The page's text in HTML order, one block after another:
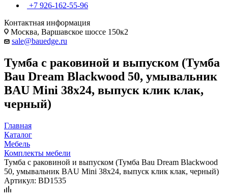
+7 926-162-55-96
Контактная информация
Москва, Варшавское шоссе 150к2
sale@bauedge.ru
Тумба с раковиной и выпуском (Тумба
Bau Dream Blackwood 50, умывальник
BAU Mini 38х24, выпуск клик клак,
черный)
Главная
Каталог
Мебель
Комплекты мебели
Тумба с раковиной и выпуском (Тумба Bau Dream Blackwood
50, умывальник BAU Mini 38х24, выпуск клик клак, черный)
Артикул: BD1535